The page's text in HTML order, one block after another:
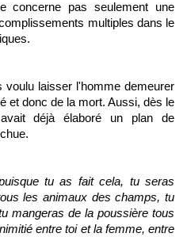
concerne pas seulement une
multiples dans le
voulu laisser l'homme demeurer
et donc de la mort. Aussi, dès le
déjà élaboré un plan de
tu as fait cela, tu seras
les animaux des champs, tu
mangeras de la poussière tous
entre toi et la femme, entre